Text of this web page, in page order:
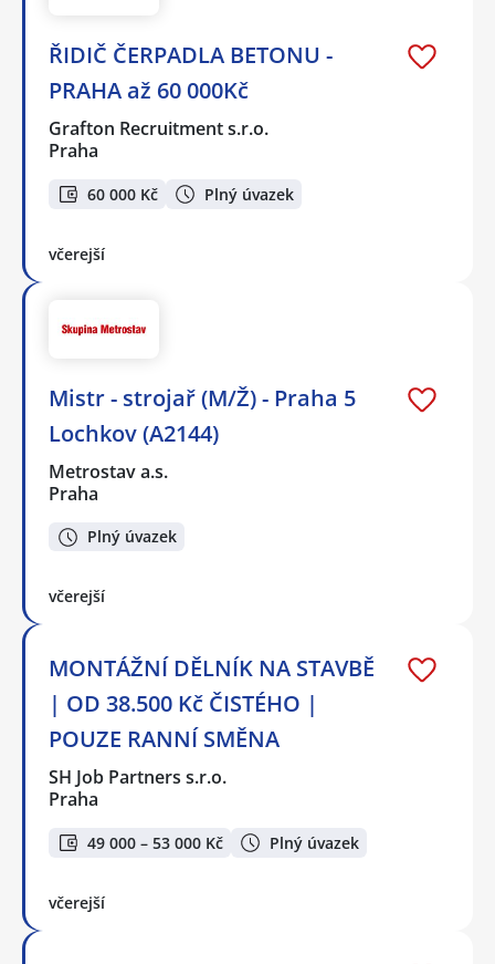
ŘIDIČ ČERPADLA BETONU -
PRAHA až 60 000Kč
Grafton Recruitment s.r.o.
Praha
60 000 Kč Plný úvazek
včerejší
Mistr - strojař (M/Ž) - Praha 5
Lochkov (A2144)
Metrostav a.s.
Praha
Plný úvazek
včerejší
MONTÁŽNÍ DĚLNÍK NA STAVBĚ
| OD 38.500 Kč ČISTÉHO |
POUZE RANNÍ SMĚNA
SH Job Partners s.r.o.
Praha
49 000 – 53 000 Kč Plný úvazek
včerejší